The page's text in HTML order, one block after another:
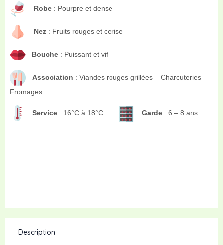
Robe : Pourpre et dense
Nez : Fruits rouges et cerise
Bouche : Puissant et vif
Association : Viandes rouges grillées – Charcuteries –
Fromages
Service : 16°C à 18°C Garde : 6 – 8 ans
Description